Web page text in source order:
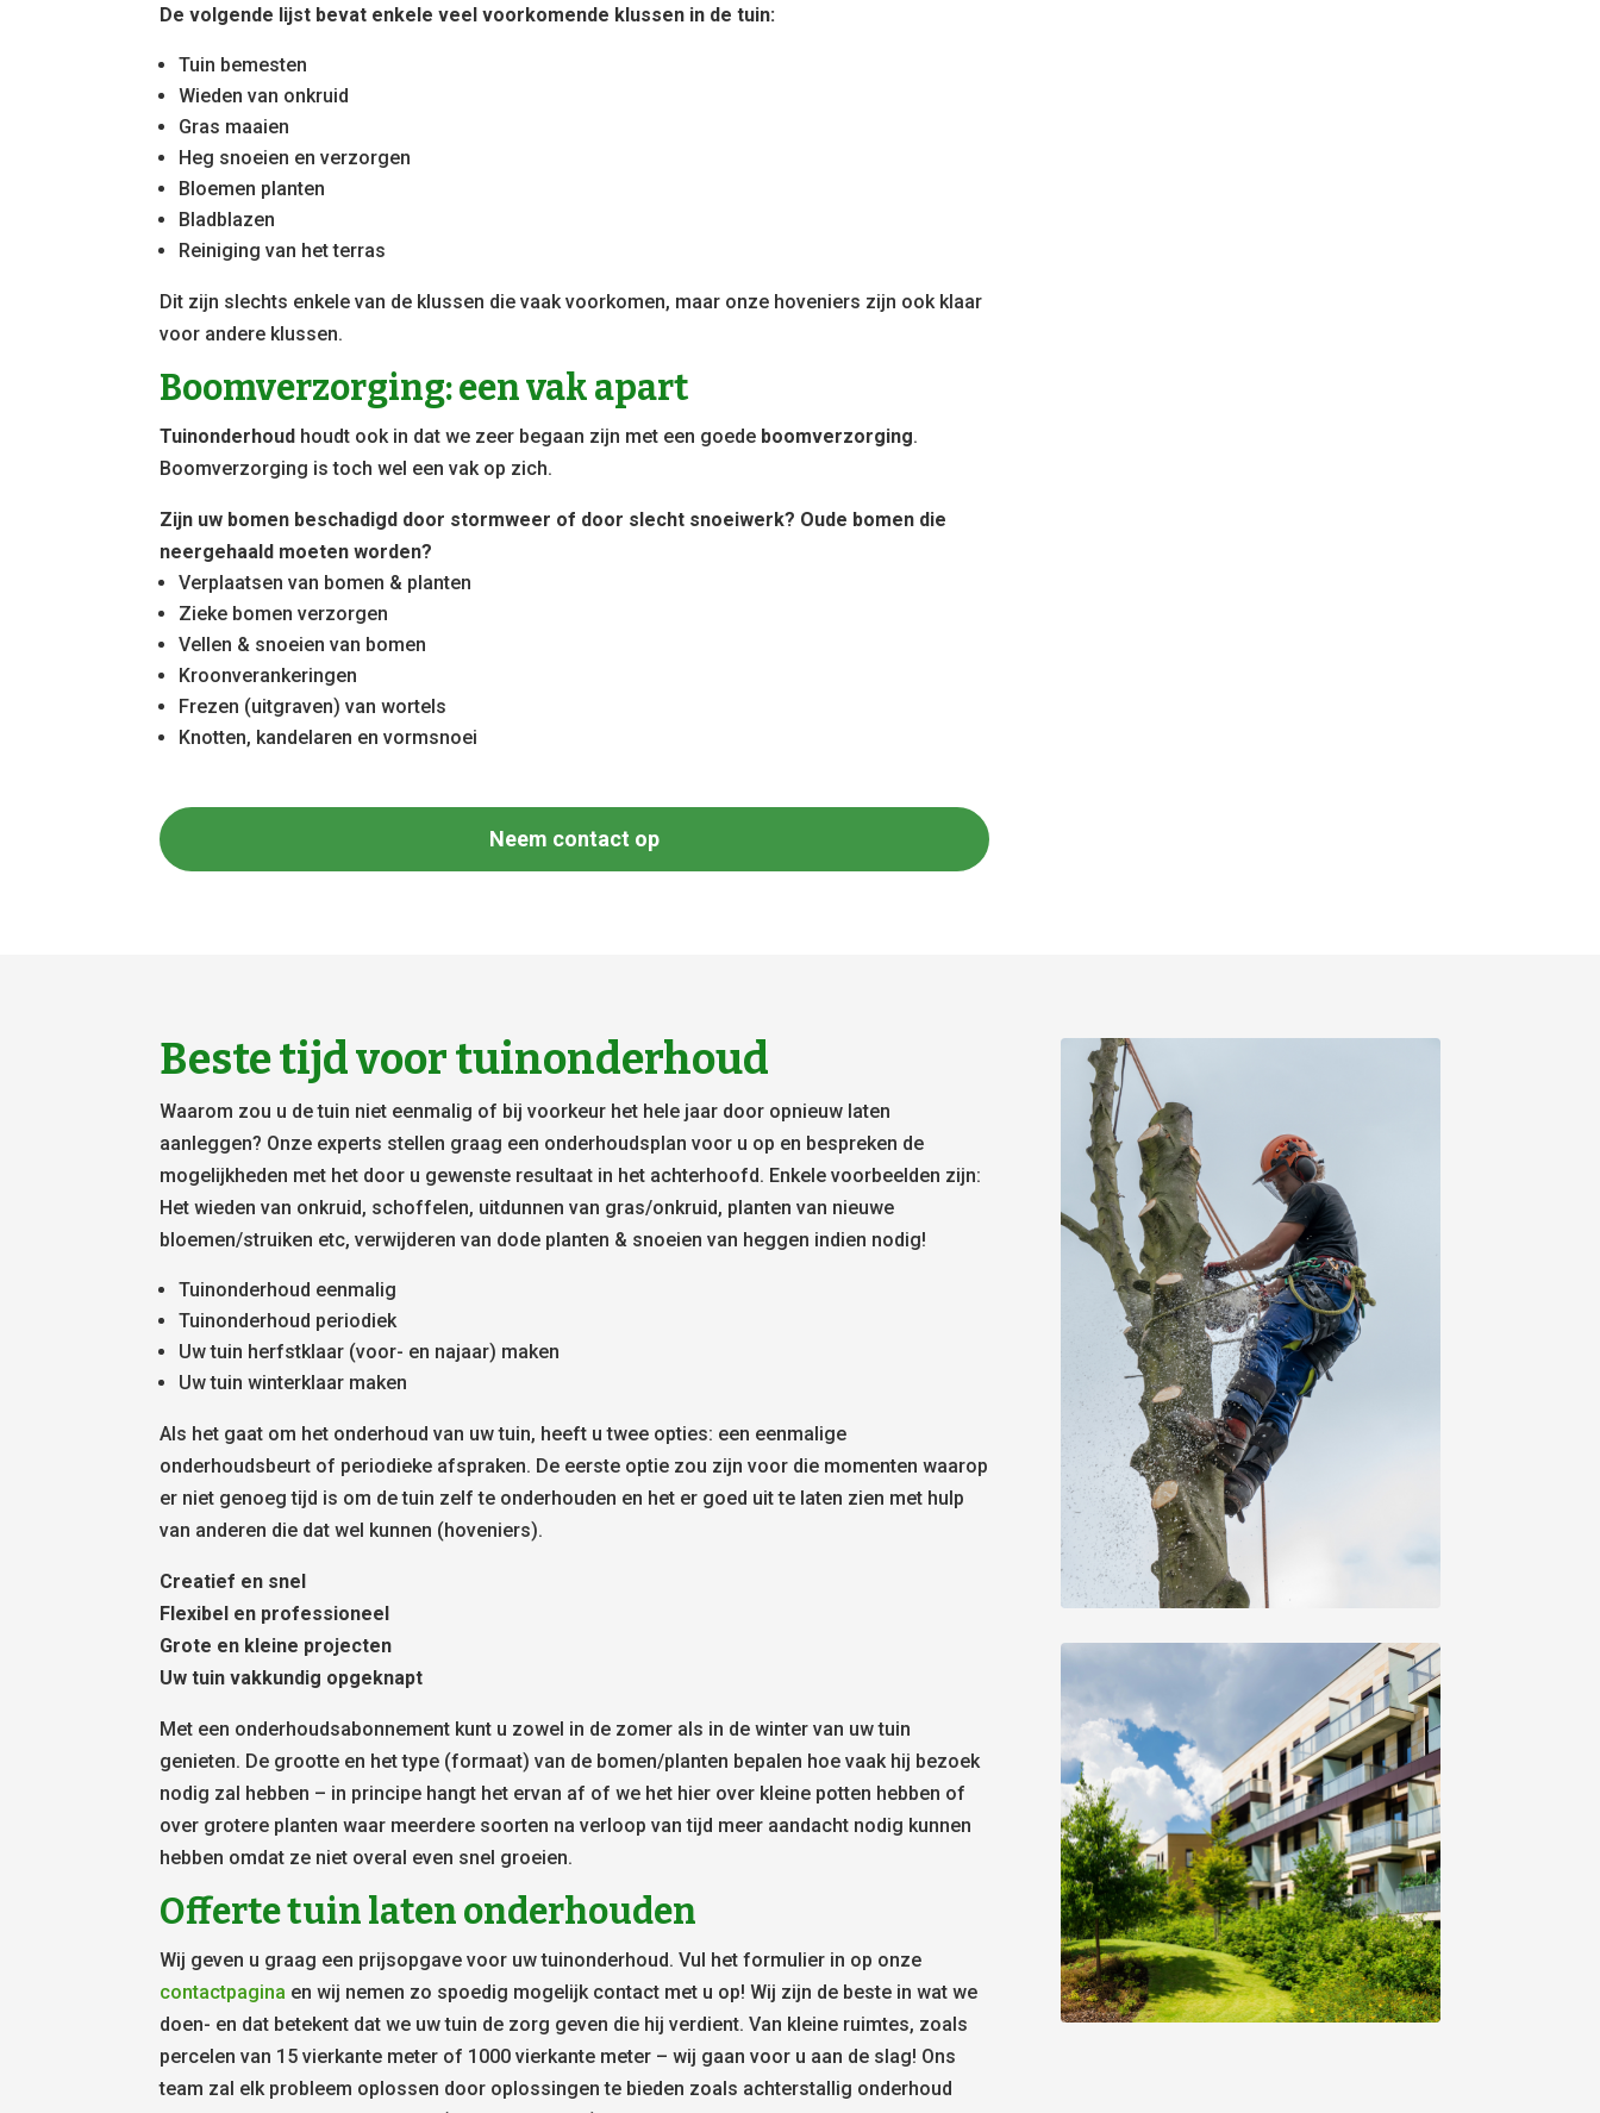
De volgende lijst bevat enkele veel voorkomende klussen in de tuin:
Tuin bemesten
Wieden van onkruid
Gras maaien
Heg snoeien en verzorgen
Bloemen planten
Bladblazen
Reiniging van het terras
Dit zijn slechts enkele van de klussen die vaak voorkomen, maar onze hoveniers zijn ook klaar
voor andere klussen.
Boomverzorging: een vak apart
Tuinonderhoud houdt ook in dat we zeer begaan zijn met een goede boomverzorging.
Boomverzorging is toch wel een vak op zich.
Zijn uw bomen beschadigd door stormweer of door slecht snoeiwerk? Oude bomen die
neergehaald moeten worden?
Verplaatsen van bomen & planten
Zieke bomen verzorgen
Vellen & snoeien van bomen
Kroonverankeringen
Frezen (uitgraven) van wortels
Knotten, kandelaren en vormsnoei
Neem contact op
Beste tijd voor tuinonderhoud
Waarom zou u de tuin niet eenmalig of bij voorkeur het hele jaar door opnieuw laten
aanleggen? Onze experts stellen graag een onderhoudsplan voor u op en bespreken de
mogelijkheden met het door u gewenste resultaat in het achterhoofd. Enkele voorbeelden zijn:
Het wieden van onkruid, schoffelen, uitdunnen van gras/onkruid, planten van nieuwe
bloemen/struiken etc, verwijderen van dode planten & snoeien van heggen indien nodig!
Tuinonderhoud eenmalig
Tuinonderhoud periodiek
Uw tuin herfstklaar (voor- en najaar) maken
Uw tuin winterklaar maken
Als het gaat om het onderhoud van uw tuin, heeft u twee opties: een eenmalige
onderhoudsbeurt of periodieke afspraken. De eerste optie zou zijn voor die momenten waarop
er niet genoeg tijd is om de tuin zelf te onderhouden en het er goed uit te laten zien met hulp
van anderen die dat wel kunnen (hoveniers).
Creatief en snel
Flexibel en professioneel
Grote en kleine projecten
Uw tuin vakkundig opgeknapt
Met een onderhoudsabonnement kunt u zowel in de zomer als in de winter van uw tuin
genieten. De grootte en het type (formaat) van de bomen/planten bepalen hoe vaak hij bezoek
nodig zal hebben – in principe hangt het ervan af of we het hier over kleine potten hebben of
over grotere planten waar meerdere soorten na verloop van tijd meer aandacht nodig kunnen
hebben omdat ze niet overal even snel groeien.
Offerte tuin laten onderhouden
Wij geven u graag een prijsopgave voor uw tuinonderhoud. Vul het formulier in op onze
contactpagina en wij nemen zo spoedig mogelijk contact met u op! Wij zijn de beste in wat we
doen- en dat betekent dat we uw tuin de zorg geven die hij verdient. Van kleine ruimtes, zoals
percelen van 15 vierkante meter of 1000 vierkante meter – wij gaan voor u aan de slag! Ons
team zal elk probleem oplossen door oplossingen te bieden zoals achterstallig onderhoud